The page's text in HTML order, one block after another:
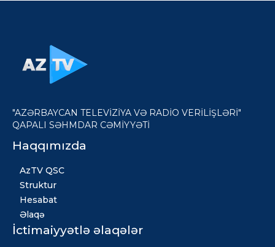
"AZƏRBAYCAN TELEVİZİYA VƏ RADİO VERİLİŞLƏRİ"
QAPALI SƏHMDAR CƏMİYYƏTİ
Haqqımızda
AzTV QSC
Struktur
Hesabat
Əlaqə
İctimaiyyətlə əlaqələr